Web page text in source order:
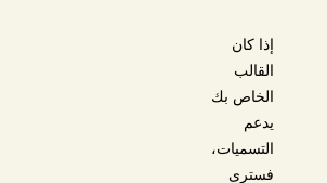
إذا كان
القالب
الخاص بك
يدعم
التسميات،
فسترى